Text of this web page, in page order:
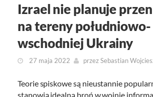
Izrael nie planuje
na tereny południowo-
wschodniej Ukrainy
27 maja 2022 przezSebastian
Teorie spiskowe są nieustannie
stanowią idealną broń w wojnie